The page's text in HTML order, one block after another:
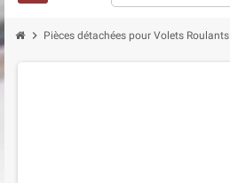
chevron_right Pièces détachées pour Volets Roulants